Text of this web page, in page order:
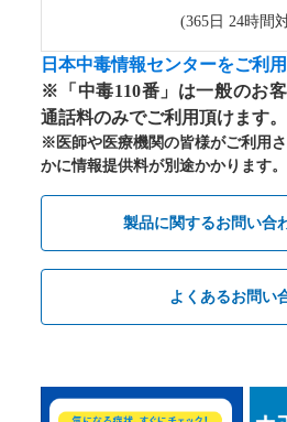
(365日 24時間
日本中毒情報センターをご利
※「中毒110番」は一般のお
通話料のみでご利用頂けます。
※医師や医療機関の皆様がご利用
かに情報提供料が別途かかります。
製品に関するお問い合
よくあるお問い